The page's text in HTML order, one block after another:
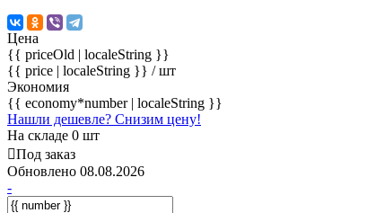
Цена
{{ priceOld | localeString }}
{{ price | localeString }} / шт
Экономия
{{ economy*number | localeString }}
Нашли дешевле? Снизим цену!
На складе 0 шт
Под заказ
Обновлено 08.08.2026
-